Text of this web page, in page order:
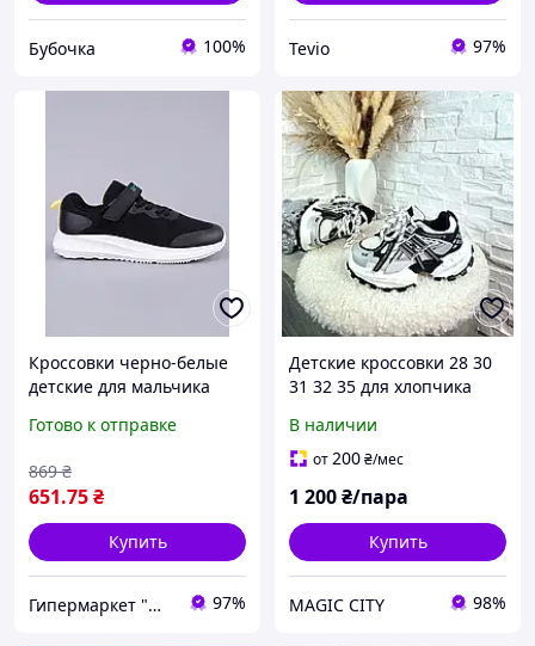
Бубочка 100% Tevio 97%
Кроссовки черно-белые
детские для мальчика
(KT80-3)
Готово к отправке
651.75₴
869 ₴
Купить
Гипермаркет "Материк" 97%
Детские кроссовки 28 30
31 32 35 для хлопчика
В наличии
от200₴/мес
1 200₴/пара
Купить
MAGIC CITY 98%